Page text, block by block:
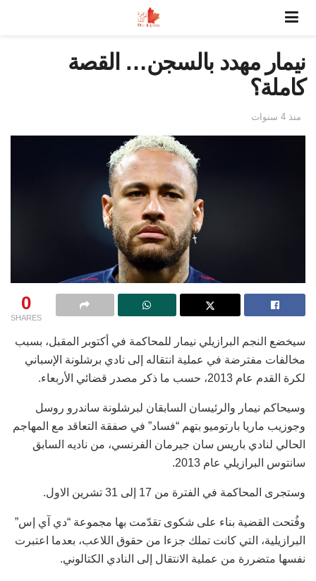
نيمار مهدد بالسجن… القصة
كاملة؟
منذ 4 سنوات
0
SHARES
سيخضع النجم البرازيلي نيمار للمحاكمة في أكتوبر المقبل، بسبب
مخالفات مفترضة في عملية انتقاله إلى نادي برشلونة الإسباني
لكرة القدم عام 2013، حسب ما ذكر مصدر قضائي الأربعاء.
وسيحاكم نيمار والرئيسان السابقان لبرشلونة ساندرو روسل
وجوزيب ماريا بارتوميو بتهم “فساد” في صفقة التعاقد مع المهاجم
الحالي لنادي باريس سان جيرمان الفرنسي، من ناديه السابق
سانتوس البرازيلي عام 2013.
وستجرى المحاكمة في الفترة من 17 إلى 31 تشرين الاول.
وفُتحت القضية بناء على شكوى تقدّمت بها مجموعة “دي آي إس”
البرازيلية، التي كانت تملك جزءا من حقوق اللاعب، بعدما اعتبرت
نفسها متضررة من عملية الانتقال إلى النادي الكتالوني.